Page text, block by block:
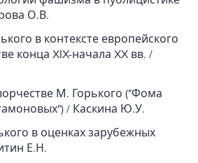
О.В.
в контексте европейского
конца XIX-начала XX вв. /
М. Горького ("Фома
/ Каскина Ю.У.
в оценках зарубежных
Е.Н.